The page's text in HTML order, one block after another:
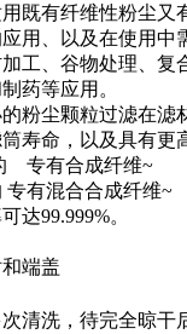
既有纤维性粉尘又
用、以及在使用中
工、谷物处理、复
药等应用。
粉尘颗粒过滤在滤
寿命，以及具有更
专有合成纤维~
专有混合合成纤维~
达99.999%。
端盖
清洗，待完全晾干